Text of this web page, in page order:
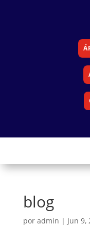
blog
por admin | Jun 9,